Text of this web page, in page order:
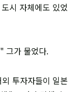
시 자체에도 있었
그가 물었다.
투자자들이 일본